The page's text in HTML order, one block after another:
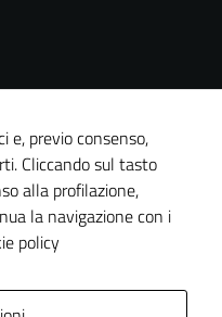
e, previo consenso,
Cliccando sul tasto
alla profilazione,
la navigazione con i
policy